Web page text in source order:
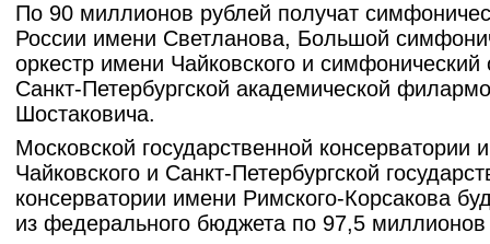
По 90 миллионов рублей получат
России имени Светланова, Большой
оркестр имени Чайковского и симфонический
Санкт-Петербургской академической
Шостаковича.
Московской государственной консерватории
Чайковского и Санкт-Петербургской
консерватории имени Римского-Корсакова
из федерального бюджета по 97,5 миллионов